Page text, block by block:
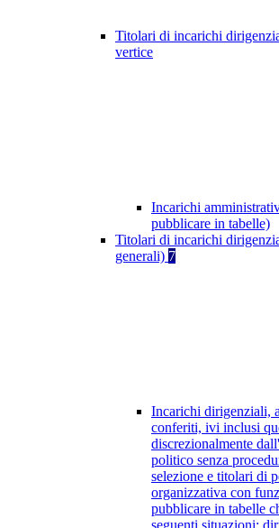
Titolari di incarichi
vertice
Incarichi
pubblicare in tabelle)
Titolari di incarichi
generali) 7
Incarichi dirigenziali,
conferiti, ivi inclusi
discrezionalmente
politico senza
selezione e titolari di
organizzativa con
pubblicare in tabelle